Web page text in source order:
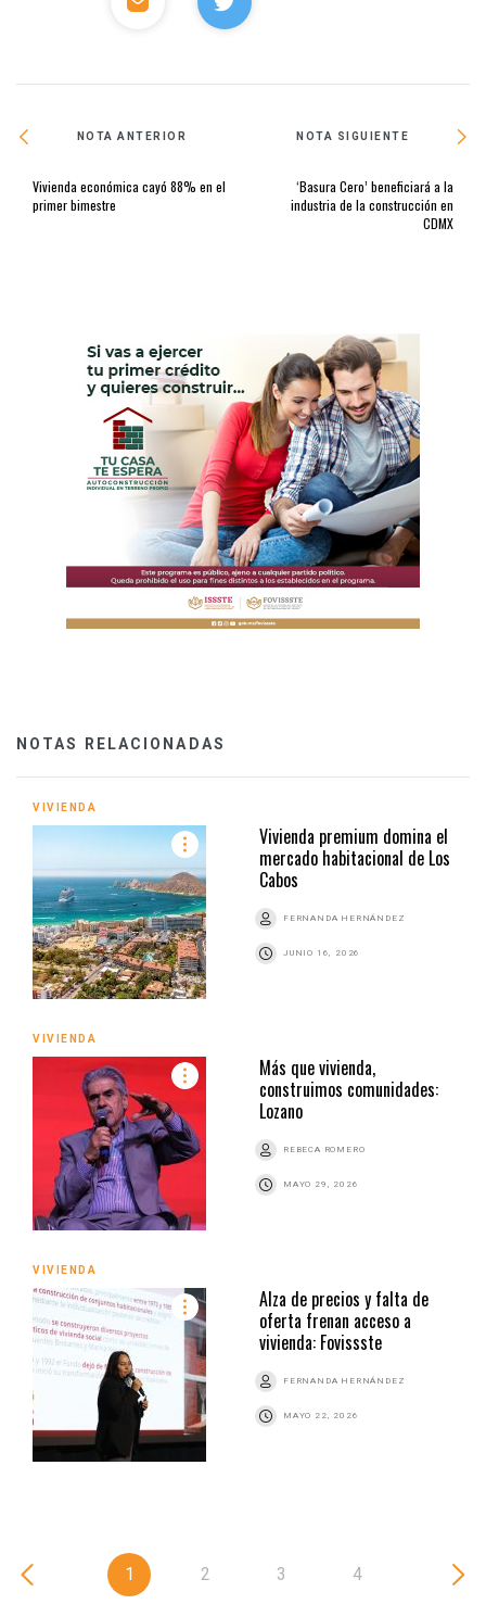
NOTA ANTERIOR
Vivienda económica cayó 88% en el
primer bimestre
NOTA SIGUIENTE
‘Basura Cero’ beneficiará a la
industria de la construcción en
CDMX
NOTAS RELACIONADAS
VIVIENDA
Vivienda premium domina el
mercado habitacional de Los
Cabos
FERNANDA HERNÁNDEZ
JUNIO 16, 2026
VIVIENDA
Más que vivienda,
construimos comunidades:
Lozano
REBECA ROMERO
MAYO 29, 2026
VIVIENDA
Alza de precios y falta de
oferta frenan acceso a
vivienda: Fovissste
FERNANDA HERNÁNDEZ
MAYO 22, 2026
1 2 3 4